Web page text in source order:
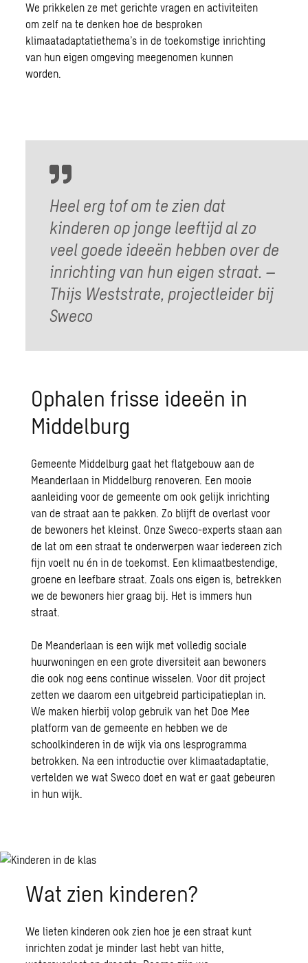
We prikkelen ze met gerichte vragen en activiteiten
om zelf na te denken hoe de besproken
klimaatadaptatiethema’s in de toekomstige inrichting
van hun eigen omgeving meegenomen kunnen
worden.
Heel erg tof om te zien dat
kinderen op jonge leeftijd al zo
veel goede ideeën hebben over de
inrichting van hun eigen straat. –
Thijs Weststrate, projectleider bij
Sweco
Ophalen frisse ideeën in
Middelburg
Gemeente Middelburg gaat het flatgebouw aan de
Meanderlaan in Middelburg renoveren. Een mooie
aanleiding voor de gemeente om ook gelijk inrichting
van de straat aan te pakken. Zo blijft de overlast voor
de bewoners het kleinst. Onze Sweco-experts staan aan
de lat om een straat te onderwerpen waar iedereen zich
fijn voelt nu én in de toekomst. Een klimaatbestendige,
groene en leefbare straat. Zoals ons eigen is, betrekken
we de bewoners hier graag bij. Het is immers hun
straat.
De Meanderlaan is een wijk met volledig sociale
huurwoningen en een grote diversiteit aan bewoners
die ook nog eens continue wisselen. Voor dit project
zetten we daarom een uitgebreid participatieplan in.
We maken hierbij volop gebruik van het Doe Mee
platform van de gemeente en hebben we de
schoolkinderen in de wijk via ons lesprogramma
betrokken. Na een introductie over klimaatadaptatie,
vertelden we wat Sweco doet en wat er gaat gebeuren
in hun wijk.
Wat zien kinderen?
We lieten kinderen ook zien hoe je een straat kunt
inrichten zodat je minder last hebt van hitte,